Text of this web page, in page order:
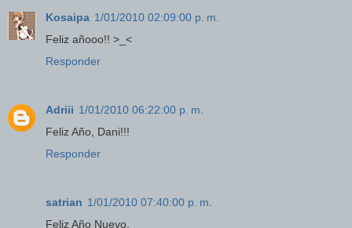
Kosaipa 1/01/2010 02:09:00 p. m.
Feliz añooo!! >_<
Responder
Adriii 1/01/2010 06:22:00 p. m.
Feliz Año, Dani!!!
Responder
satrian 1/01/2010 07:40:00 p. m.
Feliz Año Nuevo.